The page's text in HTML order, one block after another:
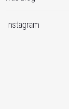
Instagram